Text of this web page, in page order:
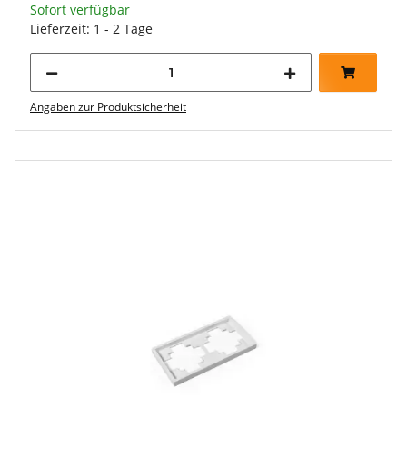
Sofort verfügbar
Lieferzeit: 1 - 2 Tage
Angaben zur Produktsicherheit